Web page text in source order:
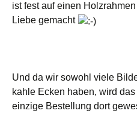
ist fest auf einen
Liebe gemacht
Und da wir sowohl viele
kahle Ecken haben, wird
einzige Bestellung dort